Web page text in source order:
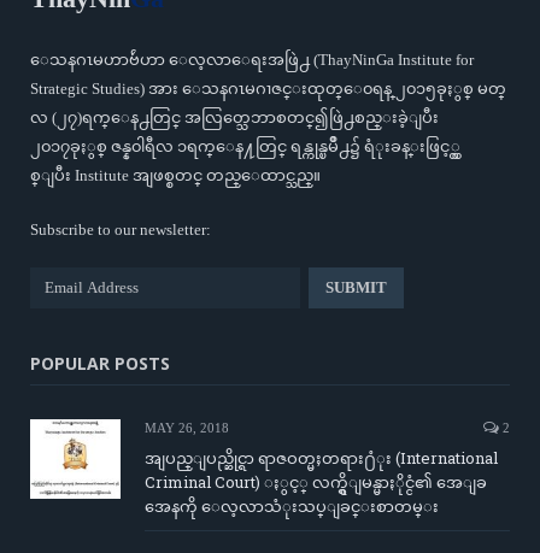
ေသနဂၤမဟာဗ်ဴဟာ ေလ့လာေရးအဖြဲ႕ (ThayNinGa Institute for
Strategic Studies) အား ေသနဂၤမဂၢဇင္းထုတ္ေ၀ရန္ ၂၀၁၅ခုႏွစ္ မတ္
လ (၂၇)ရက္ေန႕တြင္ အလြတ္သေဘာစတင္၍ဖြဲ႕စည္းခဲ့ျပီး
၂၀၁၇ခုႏွစ္ ဇန္န၀ါရီလ ၁ရက္ေန႔တြင္ ရန္ကုန္ၿမိဳ႕၌ ရံုးခန္းဖြင့္လွ
စ္ျပီး Institute အျဖစ္စတင္ တည္ေထာင္သည္။
Subscribe to our newsletter:
POPULAR POSTS
MAY 26, 2018 2
အျပည္ျပည္ဆိုင္ရာ ရာဇဝတ္မႈတရား႐ံုး (International
Criminal Court) ႏွင့္ လက္ရွိျမန္မာႏိုင္ငံ၏ အေျခ
အေနကို ေလ့လာသံုးသပ္ျခင္းစာတမ္း